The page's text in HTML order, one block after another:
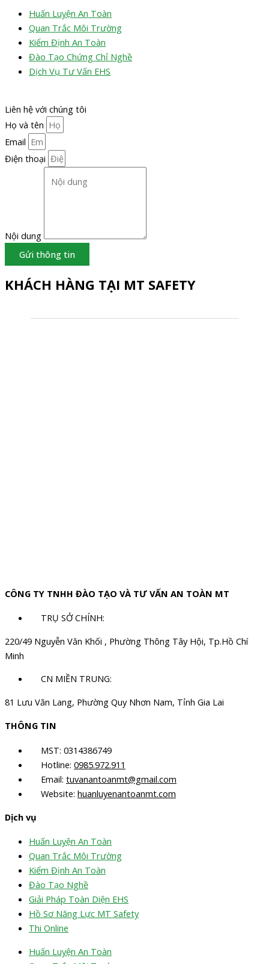
Huấn Luyện An Toàn
Quan Trắc Môi Trường
Kiểm Định An Toàn
Đào Tạo Chứng Chỉ Nghề
Dịch Vụ Tư Vấn EHS
Liên hệ với chúng tôi
Họ và tên
Email
Điện thoại
Nội dung
Gửi thông tin
KHÁCH HÀNG TẠI MT SAFETY
CÔNG TY TNHH ĐÀO TẠO VÀ TƯ VẤN AN TOÀN MT
TRỤ SỞ CHÍNH:
220/49 Nguyễn Văn Khối , Phường Thông Tây Hội, Tp.Hồ Chí
Minh
CN MIỀN TRUNG:
81 Lưu Văn Lang, Phường Quy Nhơn Nam, Tỉnh Gia Lai
THÔNG TIN
MST: 0314386749
Hotline: 0985.972.911
Email: tuvanantoanmt@gmail.com
Website: huanluyenantoanmt.com
Dịch vụ
Huấn Luyện An Toàn
Quan Trắc Môi Trường
Kiểm Định An Toàn
Đào Tạo Nghề
Giải Pháp Toàn Diện EHS
Hồ Sơ Năng Lực MT Safety
Thi Online
Huấn Luyện An Toàn